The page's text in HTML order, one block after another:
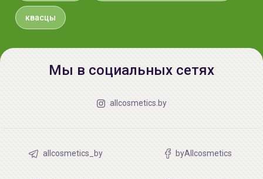
используйте на влажной коже подмышек.
Проведите дезодорантом по зоне подмышек. Под
растворяется и образует на коже тончайший
защитный слой.
квасцы
Мы в социальных сетях
allcosmetics.by
allcosmetics_by byAllcosmetics